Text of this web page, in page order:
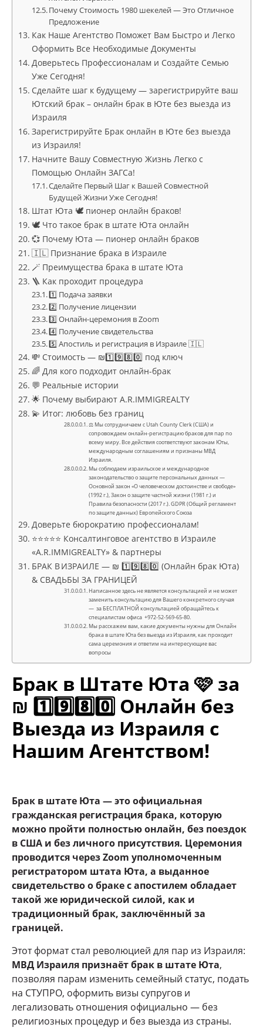
Почему Стоимость 1980 шекелей — Это Отличное
Предложение
Как Наше Агентство Поможет Вам Быстро и Легко
Оформить Все Необходимые Документы
Доверьтесь Профессионалам и Создайте Семью
Уже Сегодня!
Сделайте шаг к будущему — зарегистрируйте ваш
Ютский брак – онлайн брак в Юте без выезда из
Израиля
Зарегистрируйте Брак онлайн в Юте без выезда
из Израиля!
Начните Вашу Совместную Жизнь Легко с
Помощью Онлайн ЗАГСа!
Сделайте Первый Шаг к Вашей Совместной
Будущей Жизни Уже Сегодня!
Штат Юта 🕊 пионер онлайн браков!
🕊 Что такое брак в штате Юта онлайн
💞 Почему Юта — пионер онлайн браков
🇮🇱 Признание брака в Израиле
🪄 Преимущества брака в штате Юта
🪜 Как проходит процедура
1️⃣ Подача заявки
2️⃣ Получение лицензии
3️⃣ Онлайн-церемония в Zoom
4️⃣ Получение свидетельства
5️⃣ Апостиль и регистрация в Израиле 🇮🇱
💸 Стоимость — ₪1️⃣9️⃣8️⃣0️⃣ под ключ
🌈 Для кого подходит онлайн-брак
💬 Реальные истории
🌟 Почему выбирают A.R.IMMIGREALTY
💫 Итог: любовь без границ
⚖ Мы сотрудничаем с Utah County Clerk (США) и
сопровождаем онлайн-регистрацию браков для пар по
всему миру. Все действия соответствуют законам Юты,
международным соглашениям и признаны МВД
Израиля.
Мы соблюдаем израильское и международное
законодательство о защите персональных данных —
Основной закон «О человеческом достоинстве и свободе»
(1992 г.), Закон о защите частной жизни (1981 г.) и
Правила безопасности (2017 г.). GDPR (Общий регламент
по защите данных) Европейского Союза
Доверьте бюрократию профессионалам!
⭐⭐⭐⭐⭐ Консалтинговое агентство в Израиле
«A.R.IMMIGREALTY» & партнеры
БРАК В ИЗРАИЛЕ — ₪ 1️⃣9️⃣8️⃣0️⃣ (Онлайн брак Юта)
& СВАДЬБЫ ЗА ГРАНИЦЕЙ
Написанное здесь не является консультацией и не может
заменить консультацию для Вашего конкретного случая
— за БЕСПЛАТНОЙ консультацией обращайтесь к
специалистам офиса +972-52-569-65-80.
Мы расскажем вам, какие документы нужны для Онлайн
брака в штате Юта без выезда из Израиля, как проходит
сама церемония и ответим на интересующие вас
вопросы
Брак в Штате Юта 🩷 за
₪ 1️⃣9️⃣8️⃣0️⃣ Онлайн без
Выезда из Израиля с
Нашим Агентством!
Брак в штате Юта — это официальная
гражданская регистрация брака, которую
можно пройти полностью онлайн, без поездок
в США и без личного присутствия. Церемония
проводится через Zoom уполномоченным
регистратором штата Юта, а выданное
свидетельство о браке с апостилем обладает
такой же юридической силой, как и
традиционный брак, заключённый за
границей.
Этот формат стал революцией для пар из Израиля:
МВД Израиля признаёт брак в штате Юта,
позволяя парам изменить семейный статус, подать
на СТУПРО, оформить визы супругов и
легализовать отношения официально — без
религиозных процедур и без выезда из страны.